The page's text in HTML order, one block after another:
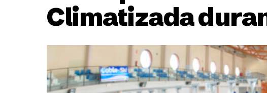
Climatizada